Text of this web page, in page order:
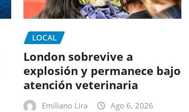
LOCAL
London sobrevive a
explosión y permanece bajo
atención veterinaria
Emiliano Lira Ago 6, 2026